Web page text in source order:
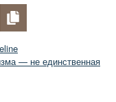
— не единственная